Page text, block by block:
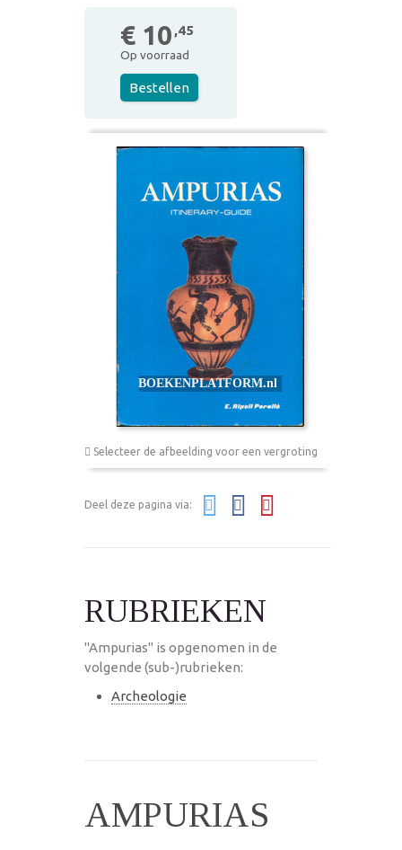
€ 10 ,45
Op voorraad
Bestellen
Selecteer de afbeelding voor een vergroting
Deel deze pagina via:
RUBRIEKEN
"Ampurias" is opgenomen in de
volgende (sub-)rubrieken:
Archeologie
AMPURIAS